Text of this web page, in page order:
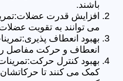
باشند.
افزایش قدرت
می توانند به تقویت
بهبود انعطاف
انعطاف و حرکت مفاصل
بهبود کنترل
کمک می کنند تا